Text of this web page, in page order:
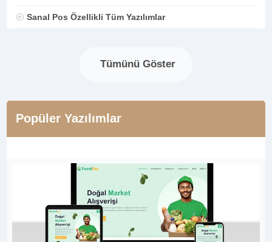
Sanal Pos Özellikli Tüm Yazılımlar
Tümünü Göster
Popüler Yazılımlar